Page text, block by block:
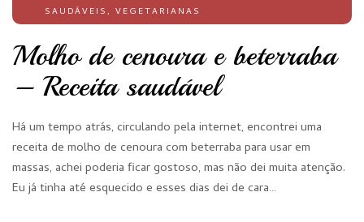
SAUDÁVEIS, VEGETARIANAS
Molho de cenoura e beterraba
– Receita saudável
Há um tempo atrás, circulando pela internet, encontrei uma
receita de molho de cenoura com beterraba para usar em
massas, achei poderia ficar gostoso, mas não dei muita atenção.
Eu já tinha até esquecido e esses dias dei de cara…